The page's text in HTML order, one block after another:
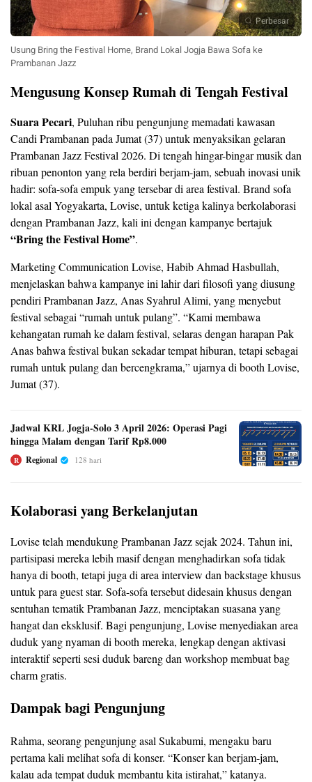
Perbesar
Usung Bring the Festival Home, Brand Lokal Jogja Bawa Sofa ke
Prambanan Jazz
Mengusung Konsep Rumah di Tengah Festival
Suara Pecari, Puluhan ribu pengunjung memadati kawasan
Candi Prambanan pada Jumat (37) untuk menyaksikan gelaran
Prambanan Jazz Festival 2026. Di tengah hingar-bingar musik dan
ribuan penonton yang rela berdiri berjam-jam, sebuah inovasi unik
hadir: sofa-sofa empuk yang tersebar di area festival. Brand sofa
lokal asal Yogyakarta, Lovise, untuk ketiga kalinya berkolaborasi
dengan Prambanan Jazz, kali ini dengan kampanye bertajuk
“Bring the Festival Home”.
Marketing Communication Lovise, Habib Ahmad Hasbullah,
menjelaskan bahwa kampanye ini lahir dari filosofi yang diusung
pendiri Prambanan Jazz, Anas Syahrul Alimi, yang menyebut
festival sebagai “rumah untuk pulang”. “Kami membawa
kehangatan rumah ke dalam festival, selaras dengan harapan Pak
Anas bahwa festival bukan sekadar tempat hiburan, tetapi sebagai
rumah untuk pulang dan bercengkrama,” ujarnya di booth Lovise,
Jumat (37).
Jadwal KRL Jogja‑Solo 3 April 2026: Operasi Pagi
hingga Malam dengan Tarif Rp8.000
R Regional 128 hari
Kolaborasi yang Berkelanjutan
Lovise telah mendukung Prambanan Jazz sejak 2024. Tahun ini,
partisipasi mereka lebih masif dengan menghadirkan sofa tidak
hanya di booth, tetapi juga di area interview dan backstage khusus
untuk para guest star. Sofa-sofa tersebut didesain khusus dengan
sentuhan tematik Prambanan Jazz, menciptakan suasana yang
hangat dan eksklusif. Bagi pengunjung, Lovise menyediakan area
duduk yang nyaman di booth mereka, lengkap dengan aktivasi
interaktif seperti sesi duduk bareng dan workshop membuat bag
charm gratis.
Dampak bagi Pengunjung
Rahma, seorang pengunjung asal Sukabumi, mengaku baru
pertama kali melihat sofa di konser. “Konser kan berjam-jam,
kalau ada tempat duduk membantu kita istirahat,” katanya.